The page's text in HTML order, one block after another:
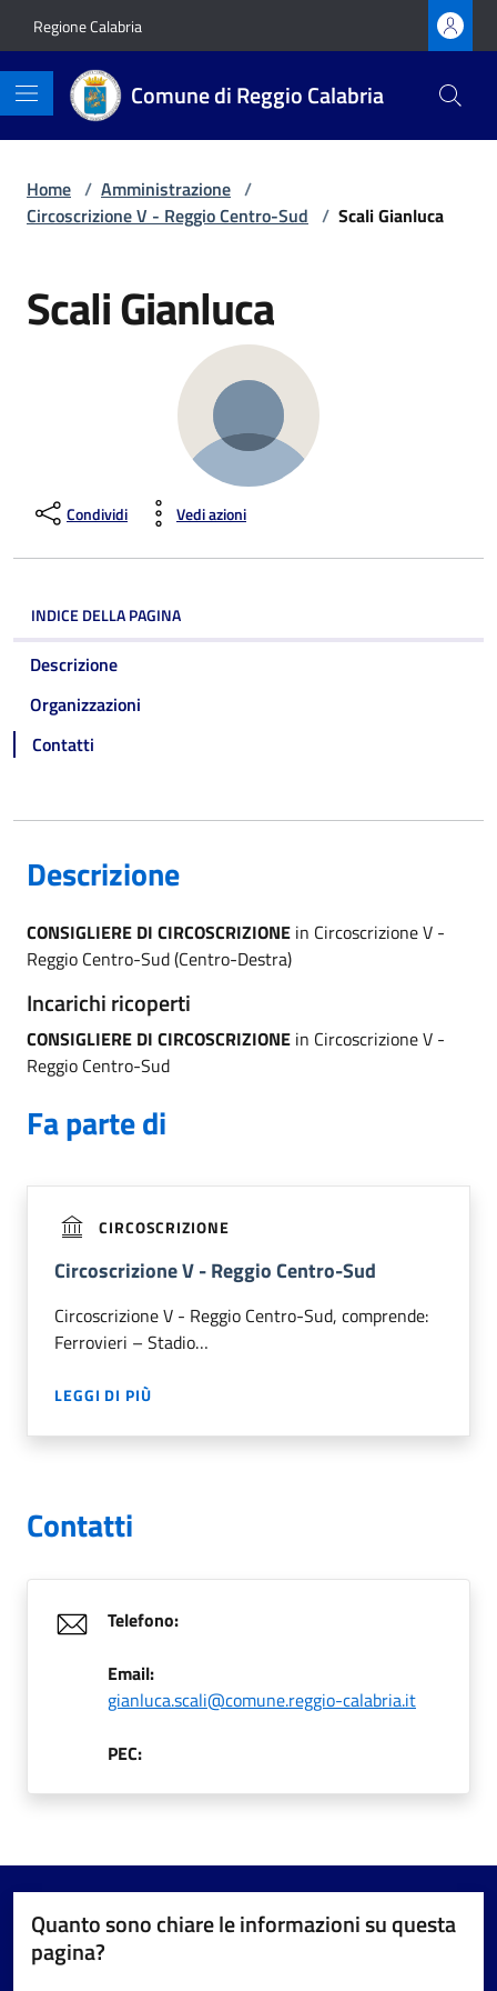
Regione Calabria
Comune di Reggio Calabria
Home / Amministrazione /
Circoscrizione V - Reggio Centro-Sud / Scali Gianluca
Scali Gianluca
Condividi Vedi azioni
INDICE DELLA PAGINA
Descrizione
Organizzazioni
Contatti
Descrizione
CONSIGLIERE DI CIRCOSCRIZIONE in Circoscrizione V -
Reggio Centro-Sud (Centro-Destra)
Incarichi ricoperti
CONSIGLIERE DI CIRCOSCRIZIONE in Circoscrizione V -
Reggio Centro-Sud
Fa parte di
CIRCOSCRIZIONE
Circoscrizione V - Reggio Centro-Sud
Circoscrizione V - Reggio Centro-Sud, comprende:
Ferrovieri – Stadio…
LEGGI DI PIÙ
Contatti
Telefono:
Email:
gianluca.scali@comune.reggio-calabria.it
PEC:
Quanto sono chiare le informazioni su questa
pagina?